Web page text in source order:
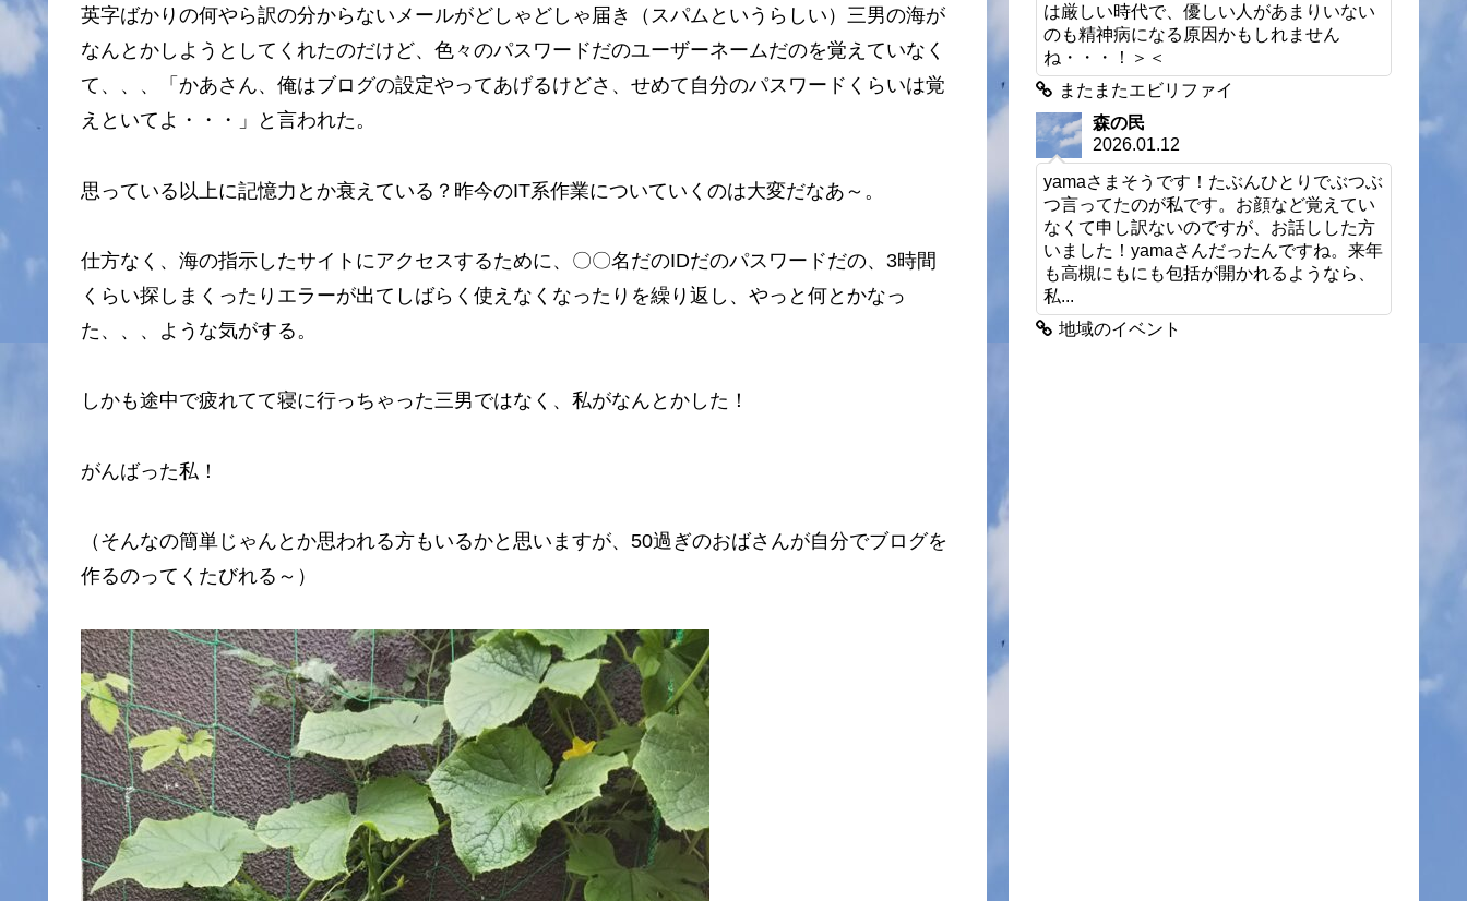
英字ばかりの何やら訳の分からないメールがどしゃどしゃ届き（スパムというらしい）三男の海が
なんとかしようとしてくれたのだけど、色々のパスワードだのユーザーネームだのを覚えていなく
て、、、「かあさん、俺はブログの設定やってあげるけどさ、せめて自分のパスワードくらいは覚
えといてよ・・・」と言われた。
思っている以上に記憶力とか衰えている？昨今のIT系作業についていくのは大変だなあ～。
仕方なく、海の指示したサイトにアクセスするために、〇〇名だのIDだのパスワードだの、3時間
くらい探しまくったりエラーが出てしばらく使えなくなったりを繰り返し、やっと何とかなっ
た、、、ような気がする。
しかも途中で疲れてて寝に行っちゃった三男ではなく、私がなんとかした！
がんばった私！
（そんなの簡単じゃんとか思われる方もいるかと思いますが、50過ぎのおばさんが自分でブログを
作るのってくたびれる～）
は厳しい時代で、優しい人があまりいない
のも精神病になる原因かもしれません
ね・・・！＞＜
またまたエビリファイ
森の民
2026.01.12
yamaさまそうです！たぶんひとりでぶつぶ
つ言ってたのが私です。お顔など覚えてい
なくて申し訳ないのですが、お話しした方
いました！yamaさんだったんですね。来年
も高槻にもにも包括が開かれるようなら、
私...
地域のイベント